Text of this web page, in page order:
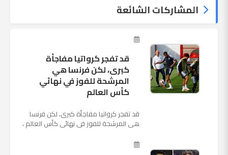
المشاركات الشائعة
قد تفجر كرواتيا مفاجأة
كبرى، لكن فرنسا هي
المرشحة للفوز في نهائي
كأس العالم
قد تفجر كرواتيا مفاجأة كبرى، لكن فرنسا
هي المرشحة للفوز في نهائي كأس العالم ،
الروسية في يوم شديد الح...